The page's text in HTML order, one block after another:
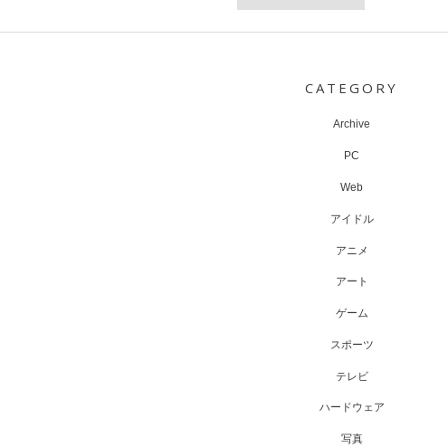
CATEGORY
Archive
PC
Web
アイドル
アニメ
アート
ゲーム
スポーツ
テレビ
ハードウェア
写真